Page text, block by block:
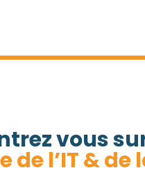
vous
de l’IT &